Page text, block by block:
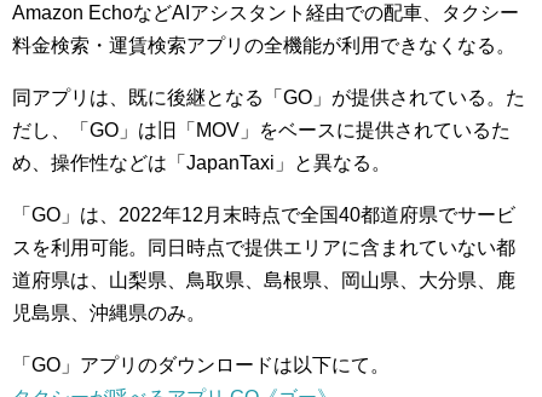
Amazon EchoなどAIアシスタント経由での配車、タクシー
料金検索・運賃検索アプリの全機能が利用できなくなる。
同アプリは、既に後継となる「GO」が提供されている。た
だし、「GO」は旧「MOV」をベースに提供されているた
め、操作性などは「JapanTaxi」と異なる。
「GO」は、2022年12月末時点で全国40都道府県でサービ
スを利用可能。同日時点で提供エリアに含まれていない都
道府県は、山梨県、鳥取県、島根県、岡山県、大分県、鹿
児島県、沖縄県のみ。
「GO」アプリのダウンロードは以下にて。